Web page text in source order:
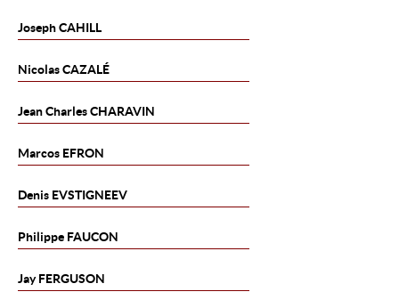
JosephCAHILL
NicolasCAZALÉ
Jean CharlesCHARAVIN
Marcos EFRON
Denis EVSTIGNEEV
Philippe FAUCON
JayFERGUSON